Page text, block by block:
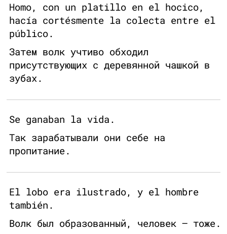
Homo, con un platillo en el hocico,
hacía cortésmente la colecta entre el
público.
Затем волк учтиво обходил
присутствующих с деревянной чашкой в
зубах.
Se ganaban la vida.
Так зарабатывали они себе на
пропитание.
El lobo era ilustrado, y el hombre
también.
Волк был образованный, человек — тоже.